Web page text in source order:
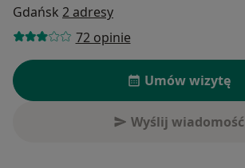
Gdańsk 2 adresy
72 opinie
Umów wizytę
Wyślij wiadomość